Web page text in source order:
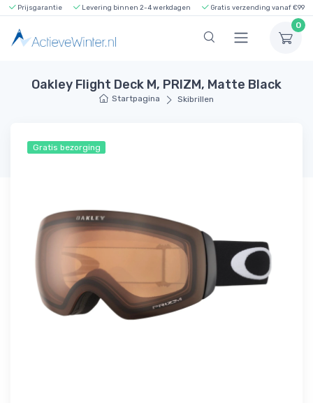
Prijsgarantie Levering binnen 2-4 werkdagen Gratis verzending vanaf €99
0
Oakley Flight Deck M, PRIZM, Matte Black
Startpagina Skibrillen
Gratis bezorging